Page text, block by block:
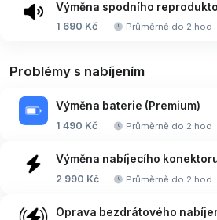
Výměna spodního
1 690 Kč Průměrně do 2 hod
Problémy s nabíjením
Výměna baterie (Premium)
1 490 Kč Průměrně do 2 hod
Výměna nabíjecího
2 990 Kč Průměrně do 2 hod
Oprava bezdrátového